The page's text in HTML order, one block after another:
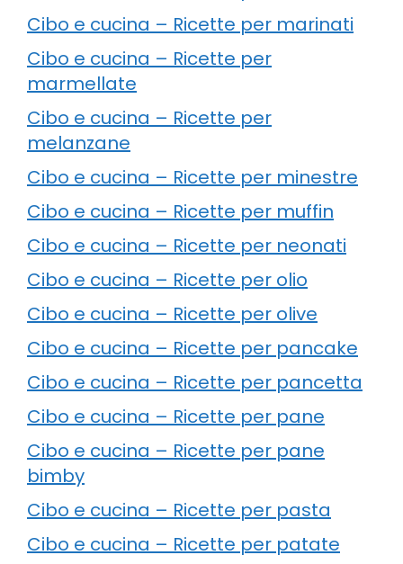
Cibo e cucina – Ricette per marinati
Cibo e cucina – Ricette per
marmellate
Cibo e cucina – Ricette per
melanzane
Cibo e cucina – Ricette per minestre
Cibo e cucina – Ricette per muffin
Cibo e cucina – Ricette per neonati
Cibo e cucina – Ricette per olio
Cibo e cucina – Ricette per olive
Cibo e cucina – Ricette per pancake
Cibo e cucina – Ricette per pancetta
Cibo e cucina – Ricette per pane
Cibo e cucina – Ricette per pane
bimby
Cibo e cucina – Ricette per pasta
Cibo e cucina – Ricette per patate